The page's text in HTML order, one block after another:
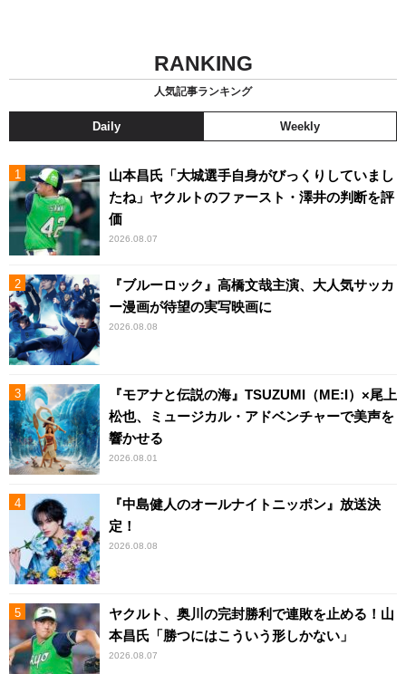
RANKING
人気記事ランキング
Daily Weekly
山本昌氏「大城選手自身がびっくりしていまし
たね」ヤクルトのファースト・澤井の判断を評
価
2026.08.07
『ブルーロック』高橋文哉主演、大人気サッカ
ー漫画が待望の実写映画に
2026.08.08
『モアナと伝説の海』TSUZUMI（ME:I）×尾上
松也、ミュージカル・アドベンチャーで美声を
響かせる
2026.08.01
『中島健人のオールナイトニッポン』放送決
定！
2026.08.08
ヤクルト、奥川の完封勝利で連敗を止める！山
本昌氏「勝つにはこういう形しかない」
2026.08.07